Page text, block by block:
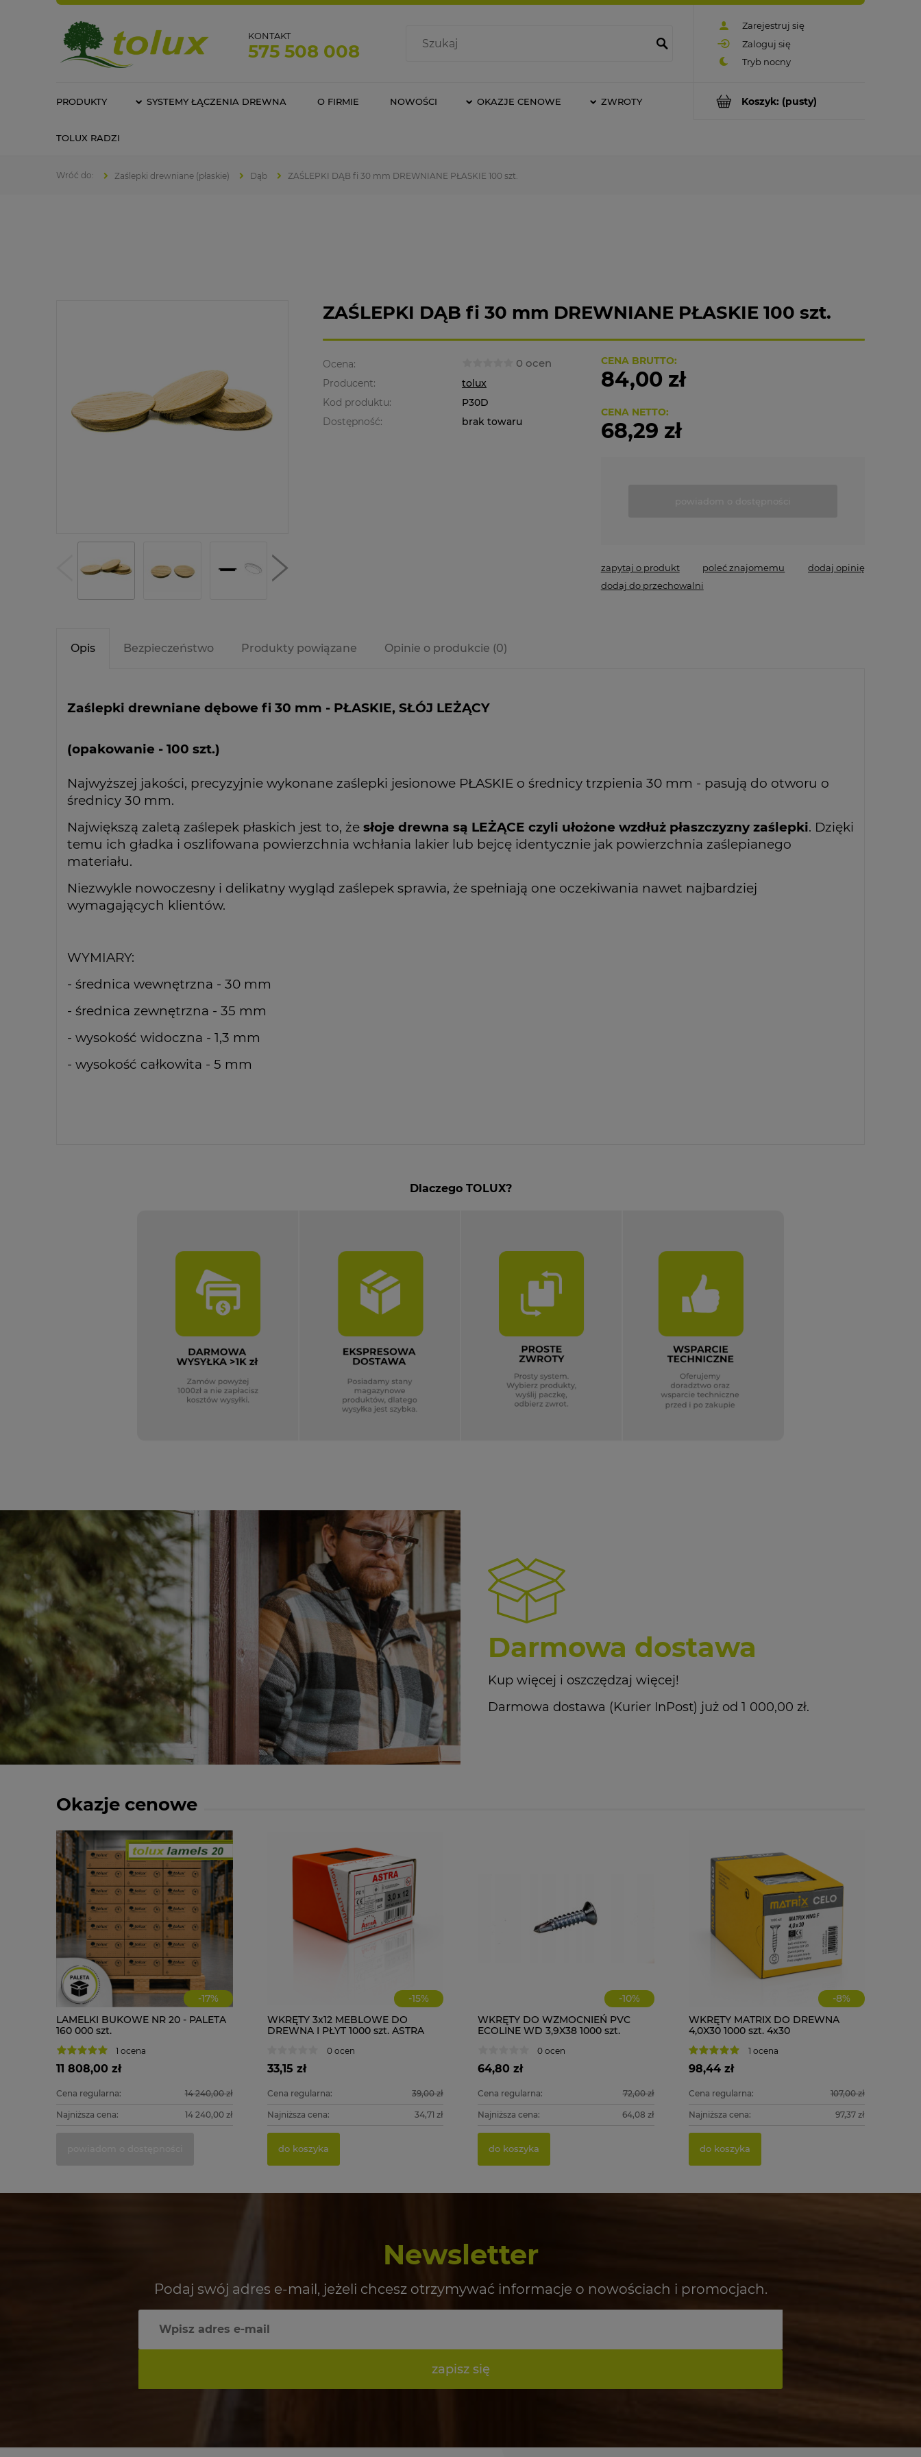
Zarejestruj się
Zaloguj się
KONTAKT
575 508 008
Koszyk: (pusty)
PRODUKTY SYSTEMY ŁĄCZENIA DREWNA O FIRMIE NOWOŚCI OKAZJE CENOWE ZWROTY
TOLUX RADZI
Zaślepki drewniane (płaskie) Dąb ZAŚLEPKI DĄB fi 30 mm DREWNIANE PŁASKIE 100 szt.
ZAŚLEPKI DĄB fi 30 mm DREWNIANE PŁASKIE 100 szt.
Ocena: 0 ocen
Producent:
tolux
Kod produktu:
P30D
Dostępność:
brak towaru
CENA BRUTTO:
84,00 zł
CENA NETTO:
68,29 zł
zapytaj o produkt poleć znajomemu
dodaj opinię
dodaj do przechowalni
Opis Bezpieczeństwo Produkty powiązane Opinie o produkcie (0)
Zaślepki drewniane dębowe fi 30 mm - PŁASKIE, SŁÓJ LEŻĄCY
(opakowanie - 100 szt.)
Najwyższej jakości, precyzyjnie wykonane zaślepki jesionowe PŁASKIE o średnicy trzpienia 30 mm - pasują do otworu o
średnicy 30 mm.
Największą zaletą zaślepek płaskich jest to, że słoje drewna są LEŻĄCE czyli ułożone wzdłuż płaszczyzny zaślepki. Dzięki
temu ich gładka i oszlifowana powierzchnia wchłania lakier lub bejcę identycznie jak powierzchnia zaślepianego
materiału.
Niezwykle nowoczesny i delikatny wygląd zaślepek sprawia, że spełniają one oczekiwania nawet najbardziej
wymagających klientów.
WYMIARY:
- średnica wewnętrzna - 30 mm
- średnica zewnętrzna - 35 mm
- wysokość widoczna - 1,3 mm
- wysokość całkowita - 5 mm
Dlaczego TOLUX?
Darmowa dostawa
Kup więcej i oszczędzaj więcej!
Darmowa dostawa (Kurier InPost) już od 1 000,00 zł.
Okazje cenowe
-17%
LAMELKI BUKOWE NR 20 - PALETA
160 000 szt.
1 ocena
11 808,00 zł
Cena regularna: 14 240,00 zł
Najniższa cena: 14 240,00 zł
-15%
WKRĘTY 3x12 MEBLOWE DO
DREWNA I PŁYT 1000 szt. ASTRA
0 ocen
33,15 zł
Cena regularna: 39,00 zł
Najniższa cena: 34,71 zł
do koszyka
-10%
WKRĘTY DO WZMOCNIEŃ PVC
ECOLINE WD 3,9X38 1000 szt.
0 ocen
64,80 zł
Cena regularna: 72,00 zł
Najniższa cena: 64,08 zł
do koszyka
-8%
WKRĘTY MATRIX DO DREWNA
4,0X30 1000 szt. 4x30
1 ocena
98,44 zł
Cena regularna: 107,00 zł
Najniższa cena: 97,37 zł
do koszyka
Newsletter
Podaj swój adres e-mail, jeżeli chcesz otrzymywać informacje o nowościach i promocjach.
zapisz się